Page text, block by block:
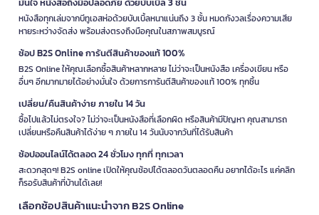
หนังสือทุกเล่มจากบีทูเอสห่อด้วยบับเบิ้ลหนาแน่นถึง 3 ชั้น หมดกังวลเรื่องความเสีย
หายระหว่างจัดส่ง พร้อมส่งตรงถึงมือคุณในสภาพสมบูรณ์
ช้อป B2S Online การันตีสินค้าของแท้ 100%
B2S Online ให้คุณเลือกซื้อสินค้าหลากหลาย ไม่ว่าจะเป็นหนังสือ เครื่องเขียน หรือ
อื่นๆ อีกมากมายได้อย่างมั่นใจ ด้วยการการันตีสินค้าของแท้ 100% ทุกชิ้น
เปลี่ยน/คืนสินค้าง่าย ภายใน 14 วัน
ซื้อไปแล้วไม่ตรงใจ? ไม่ว่าจะเป็นหนังสือที่เลือกผิด หรือสินค้ามีปัญหา คุณสามารถ
เปลี่ยนหรือคืนสินค้าได้ง่าย ๆ ภายใน 14 วันนับจากวันที่ได้รับสินค้า
ช้อปออนไลน์ได้ตลอด 24 ชั่วโมง ทุกที่ ทุกเวลา
สะดวกสุดๆ! B2S online เปิดให้คุณช้อปได้ตลอดวันตลอดคืน อยากได้อะไร แค่คลิก
ก็รอรับสินค้าที่บ้านได้เลย!
เลือกช้อปสินค้าแนะนำจาก B2S Online